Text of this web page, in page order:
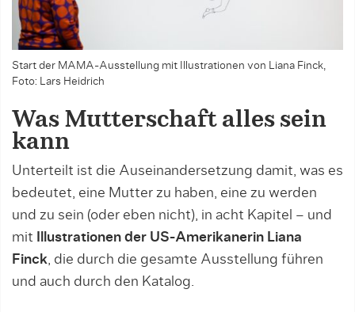
Start der MAMA-Ausstellung mit Illustrationen von Liana Finck,
Foto: Lars Heidrich
Was Mutterschaft alles sein
kann
Unterteilt ist die Auseinandersetzung damit, was es
bedeutet, eine Mutter zu haben, eine zu werden
und zu sein (oder eben nicht), in acht Kapitel – und
mit
Illustrationen der US-Amerikanerin Liana
Finck, die durch die gesamte Ausstellung führen
und auch durch den Katalog.